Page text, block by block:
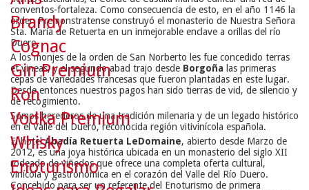
conventos-fortaleza. Como consecuencia de esto, en el año 1146 la
orden Premonstratense construyó el monasterio de Nuestra Señora
Sta. María de Retuerta en un inmejorable enclave a orillas del río
Duero.
A los monjes de la orden de San Norberto les fue concedido terras
et vineas, y el segundo abad trajo desde Borgoña las primeras
cepas de variedades francesas que fueron plantadas en este lugar.
Desde entonces nuestros pagos han sido tierras de vid, de silencio y
de recogimiento.
Somos herederos de una tradición milenaria y de un legado histórico
en el Valle del Duero, reconocida región vitivinícola española.
El hotelAbadía Retuerta LeDomaine, abierto desde Marzo de
2012, es una joya histórica ubicada en un monasterio del siglo XII
rodeado de viñedos que ofrece una completa oferta cultural,
vinícola y gastronómica en el corazón del Valle del Río Duero.
Concebido para ser un referente del Enoturismo de primera
Brandy
Cognac
Gin Premium
Ron
Vodka Premium
Whisky
Enoturismo